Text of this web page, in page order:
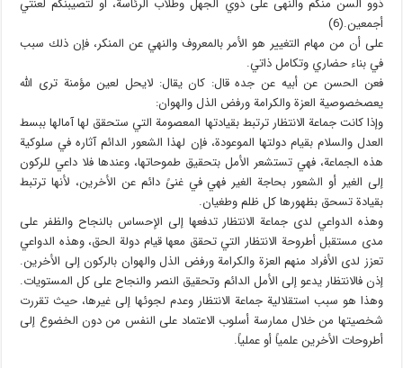
ذوو السن منكم والنهى على ذوي الجهل وطلاب الرئاسة، أو لتصيبنّكم لعنتي
أجمعين.(6)
على أن من مهام التغيير هو الأمر بالمعروف والنهي عن المنكر، فإن ذلك سبب
في بناء حضاري وتكامل ذاتي.
فعن الحسن عن أبيه عن جده قال: كان يقال: لايحل لعين مؤمنة ترى الله
يعصخصوصية العزة والكرامة ورفض الذل والهوان:
وإذا كانت جماعة الانتظار ترتبط بقيادتها المعصومة التي ستحقق لها آمالها ببسط
العدل والسلام بقيام دولتها الموعودة، فإن لهذا الشعور الدائم آثاره في سلوكية
هذه الجماعة، فهي تستشعر الأمل بتحقيق طموحاتها، وعندها فلا داعي للركون
إلى الغير أو الشعور بحاجة الغير فهي في غنىً دائم عن الأخرين، لأنها ترتبط
بقيادة تسحق بظهورها كل ظلم وطغيان.
وهذه الدواعي لدى جماعة الانتظار تدفعها إلى الإحساس بالنجاح والظفر على
مدى مستقبل أطروحة الانتظار التي تحقق معها قيام دولة الحق، وهذه الدواعي
تعزز لدى الأفراد منهم العزة والكرامة ورفض الذل والهوان بالركون إلى الأخرين.
إذن فالانتظار يدعو إلى الأمل الدائم وتحقيق النصر والنجاح على كل المستويات.
وهذا هو سبب استقلالية جماعة الانتظار وعدم لجوئها إلى غيرها، حيث تقررت
شخصيتها من خلال ممارسة أسلوب الاعتماد على النفس من دون الخضوع إلى
أطروحات الأخرين علمياً أو عملياً.